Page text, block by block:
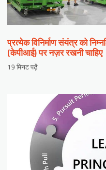
प्रत्येक विनिर्माण संयंत्र को
(केपीआई) पर नज़र रखनी चाहिए
19 मिनट पढ़ें